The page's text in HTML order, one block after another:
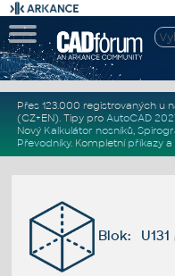
Přes 123.000 registrovaných u
(CZ+EN). Tipy pro AutoCAD
Nový Kalkulátor nosníků,
Převodníky. Kompletní příkazya
Blok: U131